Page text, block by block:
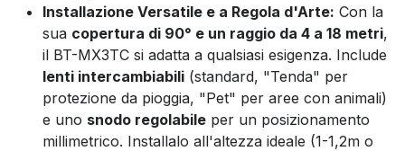
Installazione Versatile e a Regola d'Arte: Con la
sua copertura di 90° e un raggio da 4 a 18 metri,
il BT-MX3TC si adatta a qualsiasi esigenza. Include
lenti intercambiabili (standard, "Tenda" per
protezione da pioggia, "Pet" per aree con animali)
e uno snodo regolabile per un posizionamento
millimetrico. Installalo all'altezza ideale (1-1,2m o